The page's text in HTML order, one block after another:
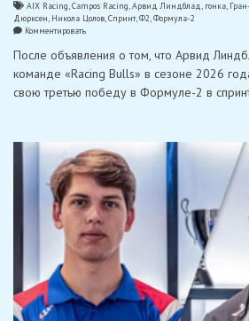
AIX Racing,Campos Racing,Арвид Линдблад, гонка,
Дюрксен, Никола Цолов,Спринт,Ф2,Формула-2
Комментироватьon
«Racing
Bulls»
Линдблад
выиграл
Даби,
Цолов
—
на
подиуме
После объявления о том, что Арвид
команде «Racing Bulls» в сезоне 2026
свою третью победу в Формуле-2 в